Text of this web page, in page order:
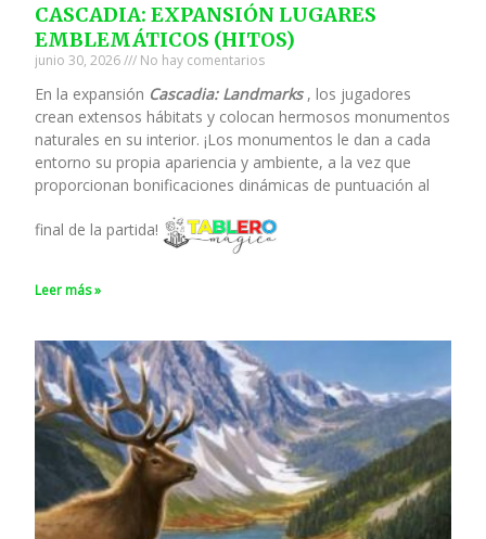
CASCADIA: EXPANSIÓN LUGARES
EMBLEMÁTICOS (HITOS)
junio 30, 2026 No hay comentarios
En la expansión Cascadia: Landmarks, los jugadores
crean extensos hábitats y colocan hermosos monumentos
naturales en su interior. ¡Los monumentos le dan a cada
entorno su propia apariencia y ambiente, a la vez que
proporcionan bonificaciones dinámicas de puntuación al
final de la partida!
Leer más »